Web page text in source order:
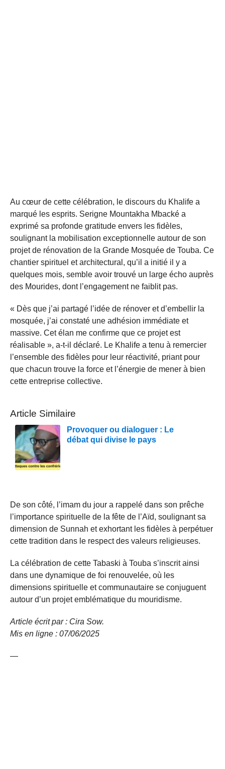
Au cœur de cette célébration, le discours du Khalife a
marqué les esprits. Serigne Mountakha Mbacké a
exprimé sa profonde gratitude envers les fidèles,
soulignant la mobilisation exceptionnelle autour de son
projet de rénovation de la Grande Mosquée de Touba. Ce
chantier spirituel et architectural, qu’il a initié il y a
quelques mois, semble avoir trouvé un large écho auprès
des Mourides, dont l’engagement ne faiblit pas.
« Dès que j’ai partagé l’idée de rénover et d’embellir la
mosquée, j’ai constaté une adhésion immédiate et
massive. Cet élan me confirme que ce projet est
réalisable », a-t-il déclaré. Le Khalife a tenu à remercier
l’ensemble des fidèles pour leur réactivité, priant pour
que chacun trouve la force et l’énergie de mener à bien
cette entreprise collective.
Article Similaire
Provoquer ou dialoguer : Le
débat qui divise le pays
De son côté, l’imam du jour a rappelé dans son prêche
l’importance spirituelle de la fête de l’Aïd, soulignant sa
dimension de Sunnah et exhortant les fidèles à perpétuer
cette tradition dans le respect des valeurs religieuses.
La célébration de cette Tabaski à Touba s’inscrit ainsi
dans une dynamique de foi renouvelée, où les
dimensions spirituelle et communautaire se conjuguent
autour d’un projet emblématique du mouridisme.
Article écrit par : Cira Sow.
Mis en ligne : 07/06/2025
—